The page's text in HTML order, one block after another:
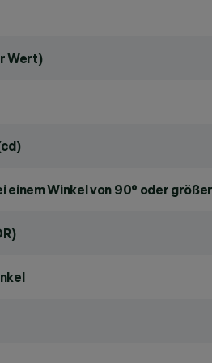
Wert)
einem Winkel von 90° oder